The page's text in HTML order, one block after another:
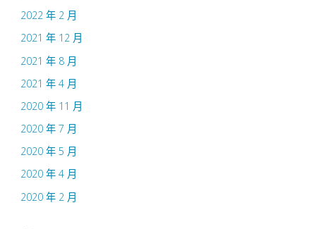
2022 年 2 月
2021 年 12 月
2021 年 8 月
2021 年 4 月
2020 年 11 月
2020 年 7 月
2020 年 5 月
2020 年 4 月
2020 年 2 月